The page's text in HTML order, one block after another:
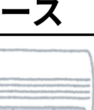
ス